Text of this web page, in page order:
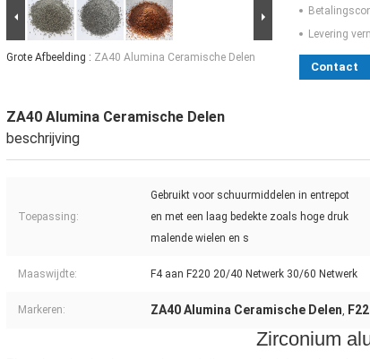
Grote Afbeelding : ZA40 Alumina Ceramische Delen
Levering
Contact
ZA40 Alumina Ceramische Delen
beschrijving
Toepassing:
Gebruikt voor schuurmiddelen in entrepot
en met een laag bedekte zoals hoge druk
malende wielen en s
Maaswijdte: F4 aan F220 20/40 Netwerk 30/60 Netwerk
Markeren: ZA40 Alumina Ceramische Delen,
Zirconium